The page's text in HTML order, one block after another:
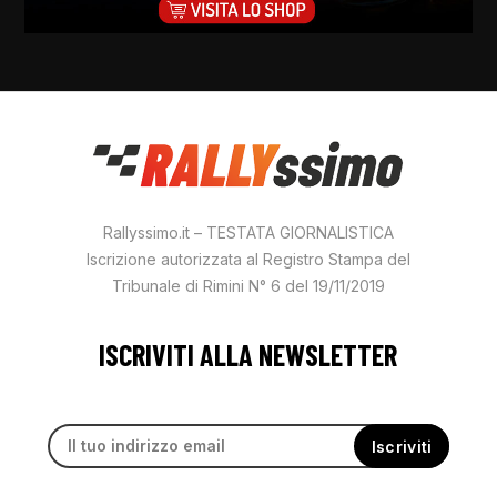
Rallyssimo.it – TESTATA GIORNALISTICA
Iscrizione autorizzata al Registro Stampa del
Tribunale di Rimini N° 6 del 19/11/2019
ISCRIVITI ALLA NEWSLETTER